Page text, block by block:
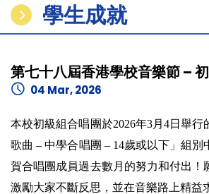
學生成就
第七十八屆香港學校音樂節 –
04 Mar, 2026
本校初級組合唱團於2026年3月4日舉行
歌曲 – 中學合唱團 – 14歲或以下」組別
賀合唱團成員過去數月的努力和付出！
激勵大家不斷反思，並在音樂路上精益